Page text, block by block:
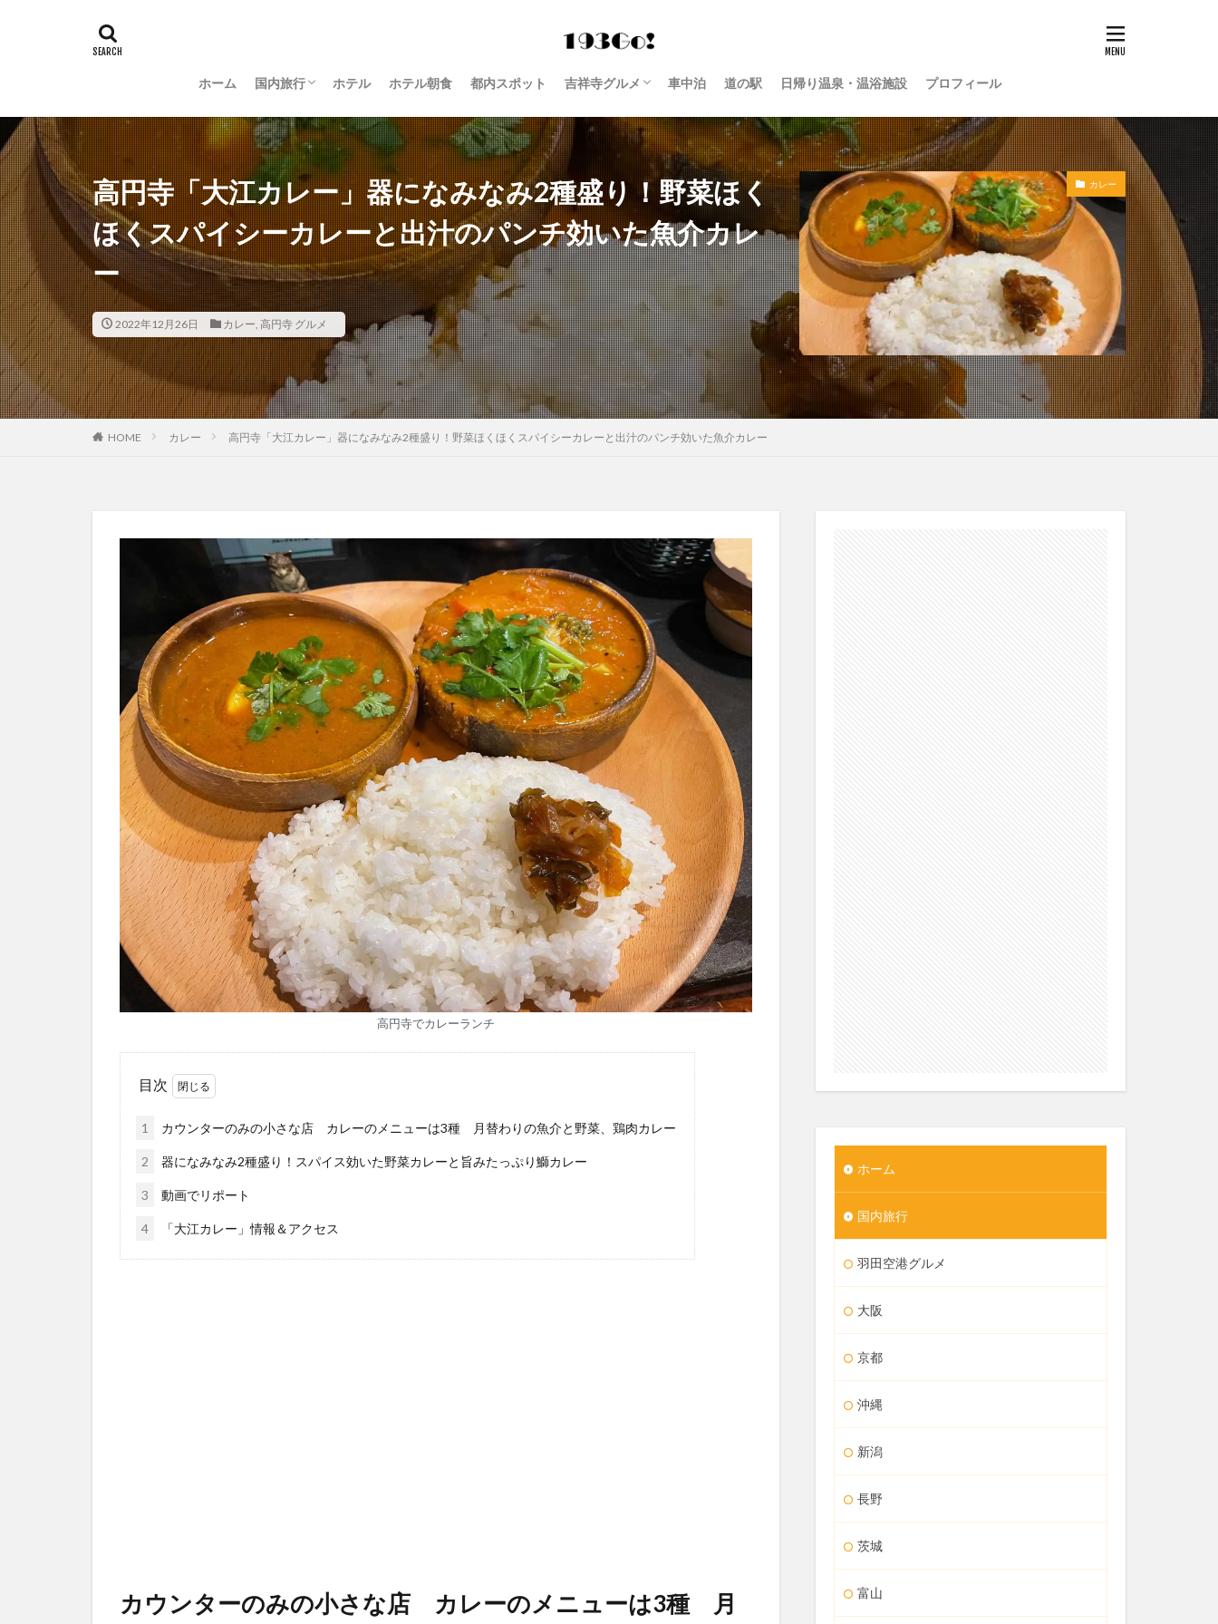
ホーム 国内旅行
羽田空港グルメ
大阪
京都
沖縄
新潟
長野
茨城
富山
金沢
山梨
ホテル ホテル朝食 都内スポット 吉祥寺グルメ
西荻窪 グルメ
車中泊 道の駅 日帰り温泉・温浴施設 プロフィール
高円寺「大江カレー」器になみなみ2種盛り！野菜ほく
ほくスパイシーカレーと出汁のパンチ効いた魚介カレ
ー
2022年12月26日 カレー, 高円寺 グルメ
カレー
HOME カレー 高円寺「大江カレー」器になみなみ2種盛り！野菜ほくほくスパイシーカレーと出汁のパンチ効いた魚介カレー
高円寺でカレーランチ
目次
1 カウンターのみの小さな店 カレーのメニューは3種 月替わりの魚介と野菜、鶏肉カレー
2 器になみなみ2種盛り！スパイス効いた野菜カレーと旨みたっぷり鰤カレー
3 動画でリポート
4 「大江カレー」情報＆アクセス
カウンターのみの小さな店 カレーのメニューは3種 月
ホーム
国内旅行
羽田空港グルメ
大阪
京都
沖縄
新潟
長野
茨城
富山